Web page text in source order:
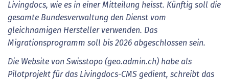
Livingdocs, wie es in einer Mitteilung heisst. Künftig soll die
gesamte Bundesverwaltung den Dienst vom
gleichnamigen Hersteller verwenden. Das
Migrationsprogramm soll bis 2026 abgeschlossen sein.
Die Website von Swisstopo (geo.admin.ch) habe als
Pilotprojekt für das Livingdocs-CMS gedient, schreibt das